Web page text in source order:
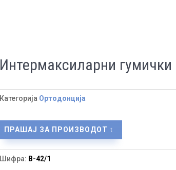
Интермаксиларни гумички
Категорија Ортодонција
ПРАШАЈ ЗА ПРОИЗВОДОТ
Шифра: B-42/1